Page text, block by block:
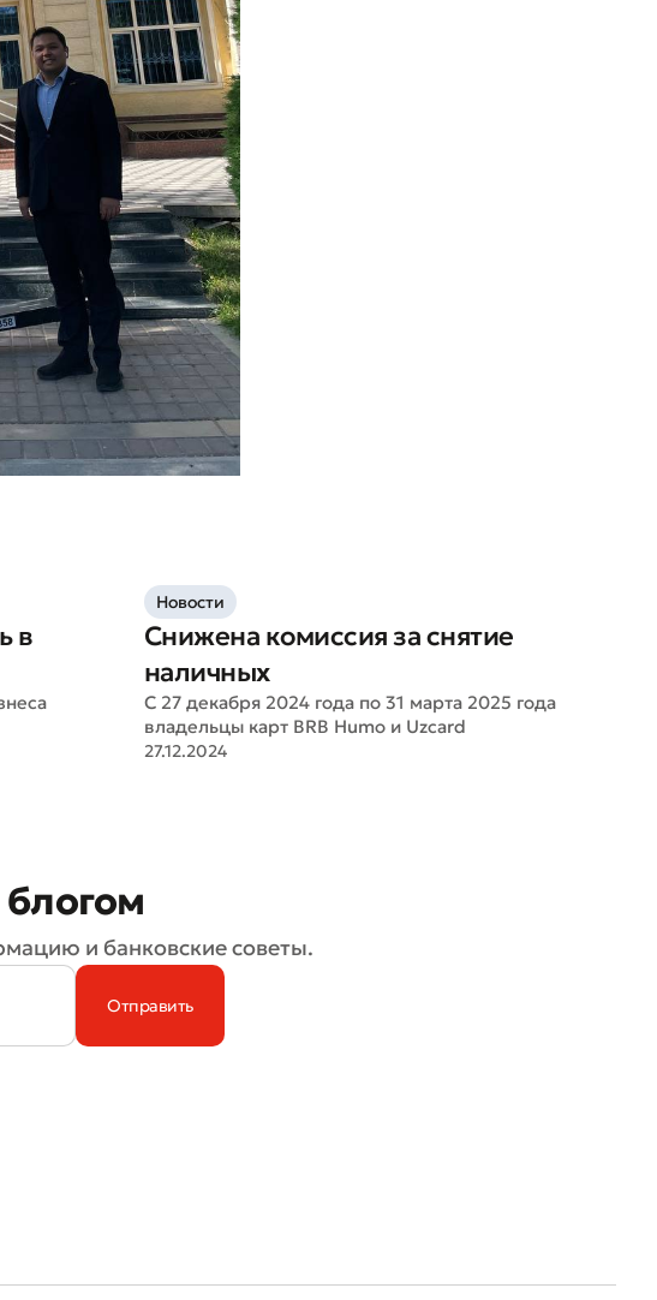
в
Новости
Снижена комиссия за снятие
наличных
С 27 декабря 2024 года по 31 марта 2025 года
владельцы карт BRB Humo и Uzcard
27.12.2024
и банковские советы.